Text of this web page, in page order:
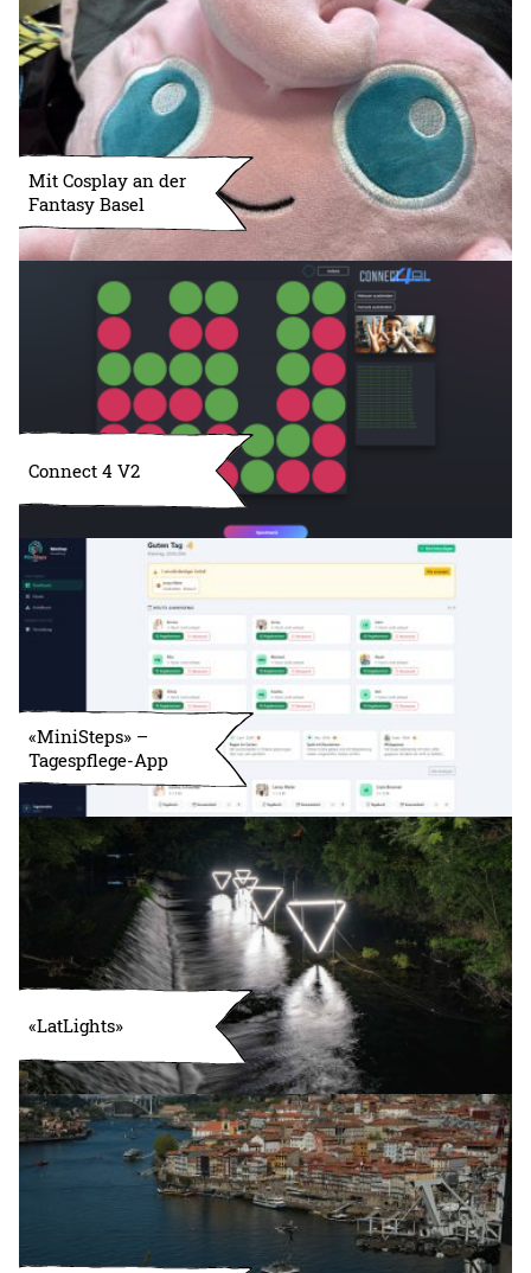
Mit Cosplay an der
Fantasy Basel
Connect 4 V2
«MiniSteps» –
Tagespflege-App
«LatLights»